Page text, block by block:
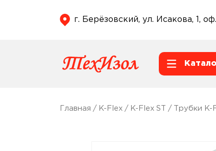
г. Берёзовский, ул. Исакова, 1,
Главная / K-Flex / K-Flex ST / Трубки K-